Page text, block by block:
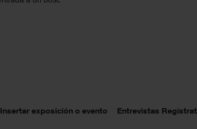
Insertar exposición o evento Entrevistas